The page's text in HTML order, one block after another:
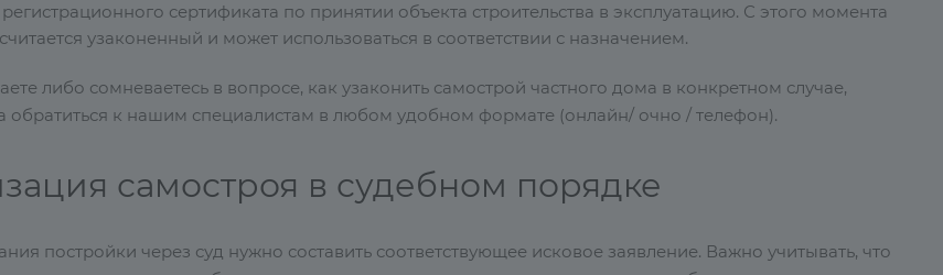
сертификата по принятии объекта строительства в эксплуатацию. С этого момента
узаконенный и может использоваться в соответствии с назначением.
либо сомневаетесь в вопросе, как узаконить самострой частного дома в конкретном случае,
обратиться к нашим специалистам в любом удобном формате (онлайн/ очно / телефон).
самостроя в судебном порядке
постройки через суд нужно составить соответствующее исковое заявление. Важно учитывать, что